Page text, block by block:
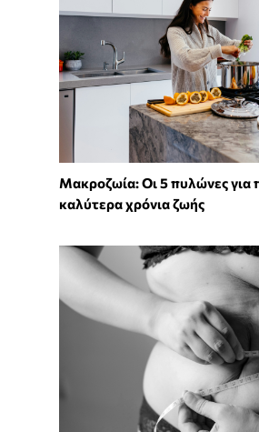
Mακροζωία: Οι 5 πυλώνες για
καλύτερα χρόνια ζωής